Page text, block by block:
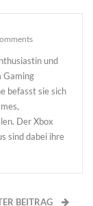
und
Gaming
befasst sie sich
Der Xbox
sind dabei ihre
BEITRAG